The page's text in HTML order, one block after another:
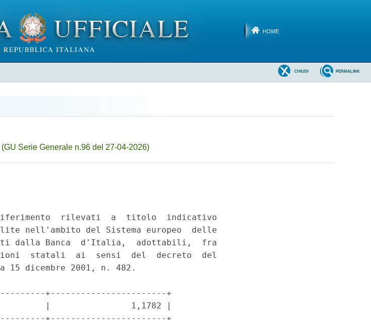
HOME
PERMALINK
CHIUDI
(GU Serie Generale n.96 del 27-04-2026)